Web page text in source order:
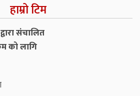
हाम्रो टिम
संचालित
को लागि